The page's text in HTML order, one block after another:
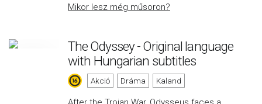
Mikor lesz még műsoron?
The Odyssey - Original language
with Hungarian subtitles
Akció Dráma Kaland